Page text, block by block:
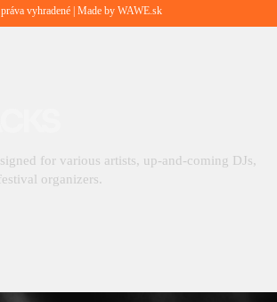
vyhradené | Made by WAWE.sk
for various artists, up-and-coming DJs,
organizers.